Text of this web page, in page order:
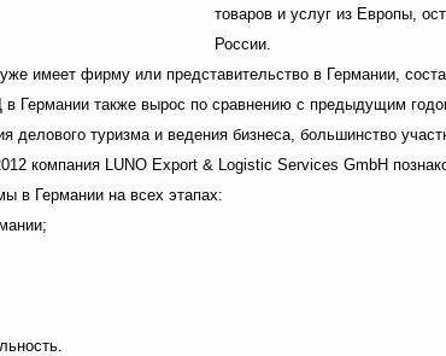
товаров и услуг из Европы,
России.
имеет фирму или представительство в Германии,
в Германии также вырос по сравнению с предыдущим
делового туризма и ведения бизнеса, большинство
компания LUNO Export & Logistic Services GmbH
в Германии на всех этапах: